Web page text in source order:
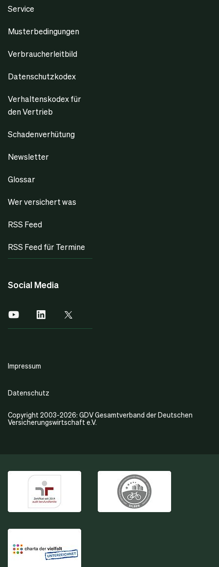
Service
Musterbedingungen
Verbraucherleitbild
Datenschutzkodex
Verhaltenskodex für
den Vertrieb
Schadenverhütung
Newsletter
Glossar
Wer versichert was
RSS Feed
RSS Feed für Termine
Social Media
Copyright 2003-2026: GDV Gesamtverband der Deutschen
Versicherungswirtschaft e.V.
Impressum
Datenschutz